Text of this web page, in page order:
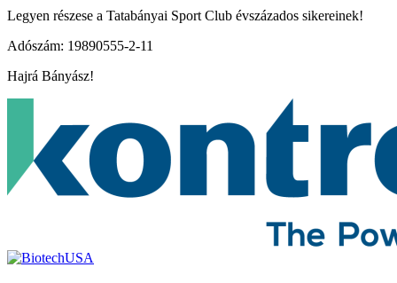
Legyen részese a Tatabányai Sport Club évszázados sikereinek!
Adószám: 19890555-2-11
Hajrá Bányász!